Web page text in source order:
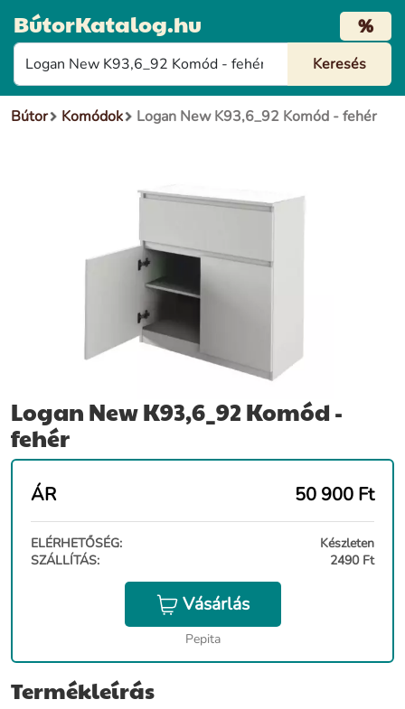
BútorKatalog.hu %
Bútor Komódok Logan New K93,6_92 Komód - fehér
Logan New K93,6_92 Komód -
fehér
ÁR 50 900 Ft
ELÉRHETŐSÉG:
Készleten
SZÁLLÍTÁS:
2490 Ft
Vásárlás
Pepita
Termékleírás